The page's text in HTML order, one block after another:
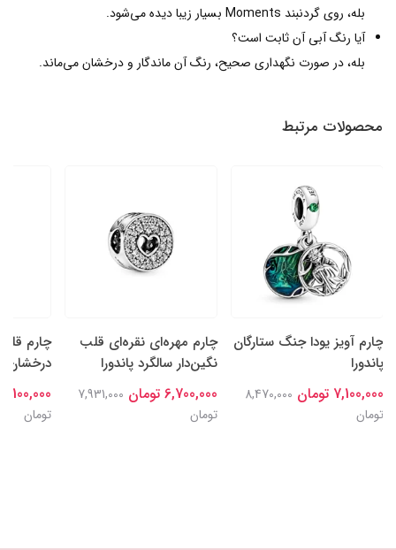
بله، روی گردنبند Moments بسیار زیبا دیده می‌شود.
آیا رنگ آبی آن ثابت است؟
بله، در صورت نگهداری صحیح، رنگ آن ماندگار و درخشان می‌ماند.
محصولات مرتبط
چارم آویز یودا جنگ ستارگان
پاندورا
7,100,000 تومان
8,470,000
تومان
چارم مهره‌ای نقره‌ای قلب
نگین‌دار سالگرد پاندورا
6,700,000 تومان
7,931,000
تومان
چارم
درخشان
7,100,000 تومان
تومان